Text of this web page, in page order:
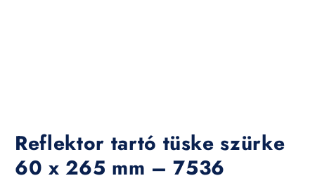
Reflektor tartó tüske szürke
60 x 265 mm – 7536